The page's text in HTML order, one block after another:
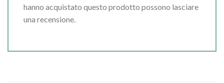
hanno acquistato questo prodotto possono lasciare
una recensione.